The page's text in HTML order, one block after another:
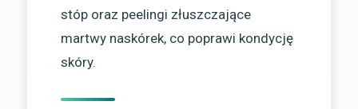
stóp oraz peelingi złuszczające
martwy naskórek, co poprawi kondycję
skóry.